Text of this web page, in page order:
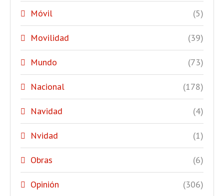
Móvil (5)
Movilidad (39)
Mundo (73)
Nacional (178)
Navidad (4)
Nvidad (1)
Obras (6)
Opinión (306)